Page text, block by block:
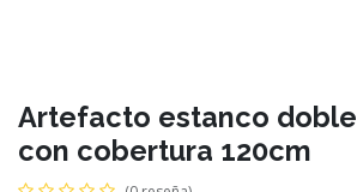
Artefacto estanco doble
con cobertura 120cm